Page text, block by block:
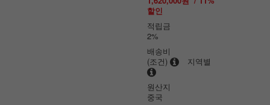
할인
적립금
2%
배송비
(조건)
지역별
원산지
중국